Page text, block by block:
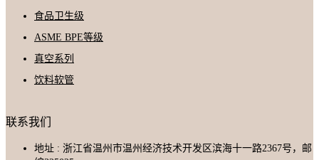
食品卫生级
ASME BPE等级
真空系列
饮料软管
联系我们
地址 : 浙江省温州市温州经济技术开发区滨海十一路2367号，邮